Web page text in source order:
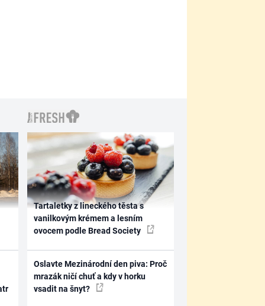
Tartaletky z lineckého těsta s
vanilkovým krémem a lesním
ovocem podle Bread Society
Oslavte Mezinárodní den piva: Proč
mrazák ničí chuť a kdy v horku
vsadit na šnyt?